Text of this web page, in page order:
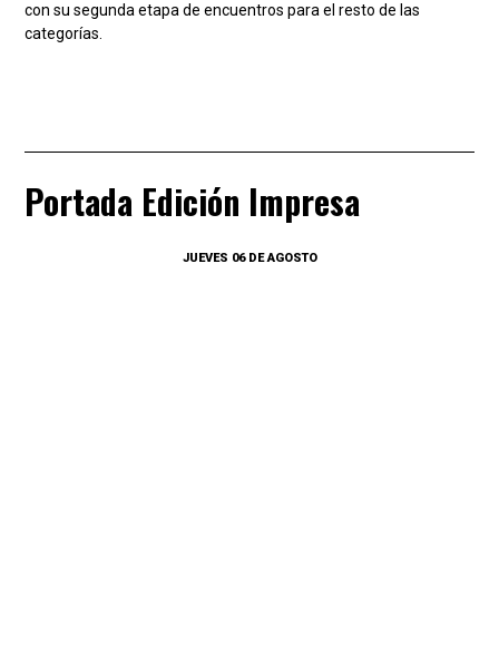
con su segunda etapa de encuentros para el resto de las
categorías.
Portada Edición Impresa
JUEVES 06 DE AGOSTO